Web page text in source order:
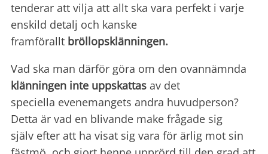
tenderar att vilja att allt ska vara perfekt i varje
enskild detalj och kanske
framförallt bröllopsklänningen.
Vad ska man därför göra om den ovannämnda
klänningen inte uppskattas av det
speciella evenemangets andra huvudperson?
Detta är vad en blivande make frågade sig
själv efter att ha visat sig vara för ärlig mot sin